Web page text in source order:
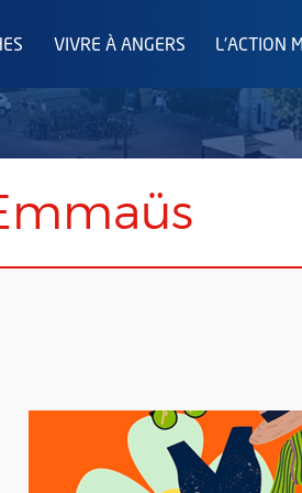
VIVRE À ANGERS L'ACTION